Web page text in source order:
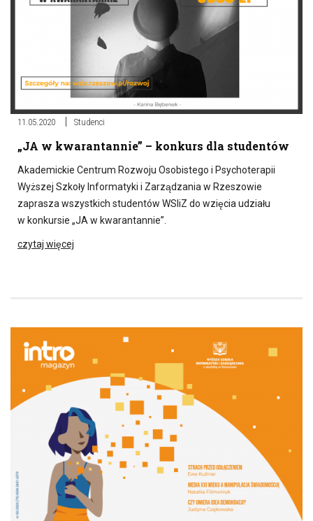
11.05.2020 Studenci
„JA w kwarantannie” – konkurs dla studentów
Akademickie Centrum Rozwoju Osobistego i Psychoterapii
Wyższej Szkoły Informatyki i Zarządzania w Rzeszowie
zaprasza wszystkich studentów WSIiZ do wzięcia udziału
w konkursie „JA w kwarantannie”.
czytaj więcej